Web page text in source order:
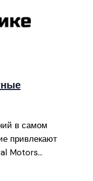
в самом
привлекают
Motors…